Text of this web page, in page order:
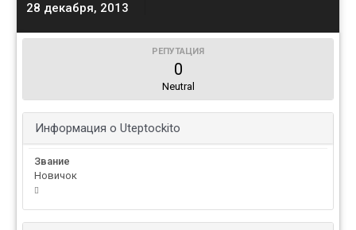
28 декабря, 2013
РЕПУТАЦИЯ
0
Neutral
Информация о Uteptockito
Звание
Новичок